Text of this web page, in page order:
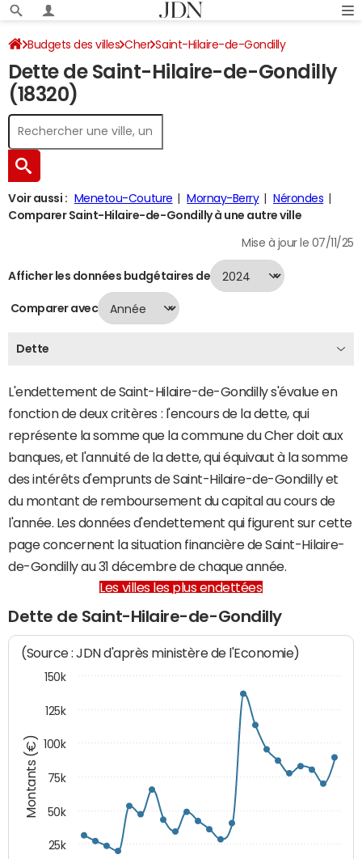
Budgets des villes Cher Saint-Hilaire-de-Gondilly
Dette au 31/12/2024
Dette de Saint-Hilaire-de-Gondilly
(18320)
Voir aussi : Menetou-Couture Mornay-Berry
Nérondes
Comparer Saint-Hilaire-de-Gondilly à une autre ville
Mise à jour le 07/11/25
Afficher les données budgétaires de
Comparer avec
Dette
L'endettement de Saint-Hilaire-de-Gondilly s'évalue en
fonction de deux critères : l'encours de la dette, qui
représente la somme que la commune du Cher doit aux
banques, et l'annuité de la dette, qui équivaut à la somme
des intérêts d'emprunts de Saint-Hilaire-de-Gondilly et
du montant de remboursement du capital au cours de
l'année. Les données d'endettement qui figurent sur cette
page concernent la situation financière de Saint-Hilaire-
de-Gondilly au 31 décembre de chaque année.
Les villes les plus endettées
Dette de Saint-Hilaire-de-Gondilly
Montants (€)
(Source : JDN d'après ministère de l'Economie)
25k
50k
75k
100k
125k
150k